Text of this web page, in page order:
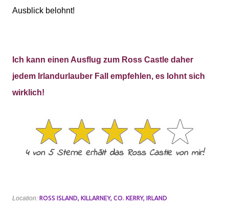
Ausblick belohnt!
Ich kann einen Ausflug zum Ross Castle daher
jedem Irlandurlauber Fall empfehlen, es lohnt sich
wirklich!
4 von 5 Sterne erhält das Ross Castle von mir!
Location: ROSS ISLAND, KILLARNEY, CO. KERRY, IRLAND